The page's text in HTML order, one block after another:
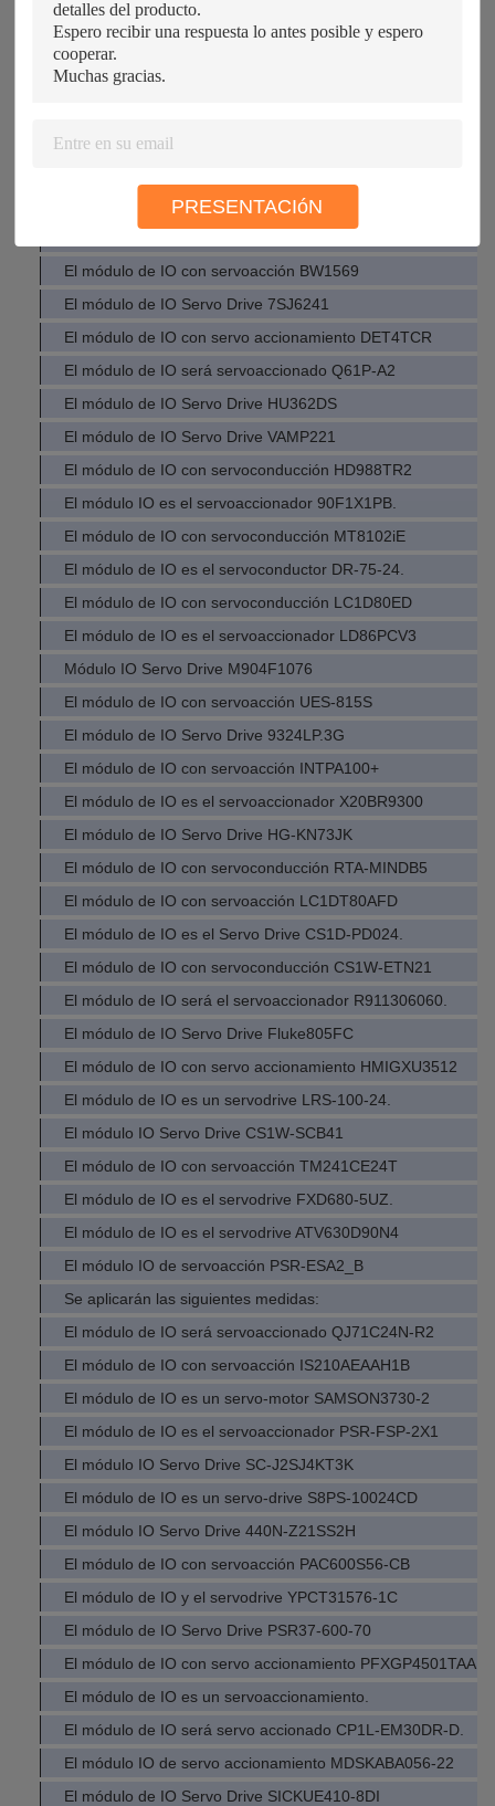
PRESENTACIóN
El módulo de control de la unidad 751102 TZ740N22KOF
El módulo de conducción IO FMM-1 WTE280-1531 FC-
101P7K5T4E20H4XXCXXXSXXXXAXBXCXXXXDX
El módulo de control de la unidad 774086 DVP48EH00T3
El módulo IO de accionamiento AT-CM302 PEAK760VL2 FC-
101P4K0T4E20H4XXCXXXSXXXXAXBXCXXXXDX
El módulo de IO con servoacción BW1569
El módulo de IO Servo Drive 7SJ6241
El módulo de IO con servo accionamiento DET4TCR
El módulo de IO será servoaccionado Q61P-A2
El módulo de IO Servo Drive HU362DS
El módulo de IO Servo Drive VAMP221
El módulo de IO con servoconducción HD988TR2
El módulo IO es el servoaccionador 90F1X1PB.
El módulo de IO con servoconducción MT8102iE
El módulo de IO es el servoconductor DR-75-24.
El módulo de IO con servoconducción LC1D80ED
El módulo de IO es el servoaccionador LD86PCV3
Módulo IO Servo Drive M904F1076
El módulo de IO con servoacción UES-815S
El módulo de IO Servo Drive 9324LP.3G
El módulo de IO con servoacción INTPA100+
El módulo de IO es el servoaccionador X20BR9300
El módulo de IO Servo Drive HG-KN73JK
El módulo de IO con servoconducción RTA-MINDB5
El módulo de IO con servoacción LC1DT80AFD
El módulo de IO es el Servo Drive CS1D-PD024.
El módulo de IO con servoconducción CS1W-ETN21
El módulo de IO será el servoaccionador R911306060.
El módulo de IO Servo Drive Fluke805FC
El módulo de IO con servo accionamiento HMIGXU3512
El módulo de IO es un servodrive LRS-100-24.
El módulo IO Servo Drive CS1W-SCB41
El módulo de IO con servoacción TM241CE24T
El módulo de IO es el servodrive FXD680-5UZ.
El módulo de IO es el servodrive ATV630D90N4
El módulo IO de servoacción PSR-ESA2_B
Se aplicarán las siguientes medidas:
El módulo de IO será servoaccionado QJ71C24N-R2
El módulo de IO con servoacción IS210AEAAH1B
El módulo de IO es un servo-motor SAMSON3730-2
El módulo de IO es el servoaccionador PSR-FSP-2X1
El módulo IO Servo Drive SC-J2SJ4KT3K
El módulo de IO es un servo-drive S8PS-10024CD
El módulo IO Servo Drive 440N-Z21SS2H
El módulo de IO con servoacción PAC600S56-CB
El módulo de IO y el servodrive YPCT31576-1C
El módulo de IO Servo Drive PSR37-600-70
El módulo de IO con servo accionamiento PFXGP4501TAA
El módulo de IO es un servoaccionamiento.
El módulo de IO será servo accionado CP1L-EM30DR-D.
El módulo IO de servo accionamiento MDSKABA056-22
El módulo de IO Servo Drive SICKUE410-8DI